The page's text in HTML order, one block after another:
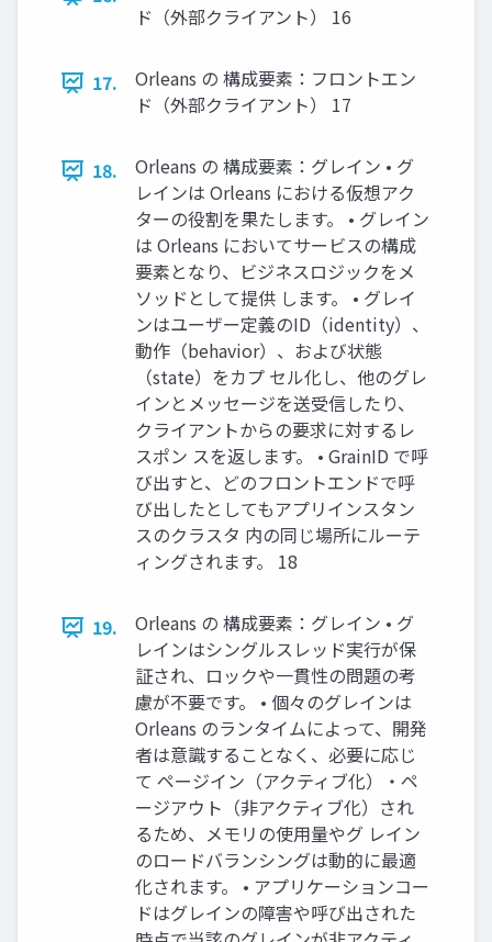
ド（外部クライアント） 16
17.
Orleans の 構成要素：フロントエン
ド（外部クライアント） 17
18.
Orleans の 構成要素：グレイン • グ
レインは Orleans における仮想アク
ターの役割を果たします。 • グレイン
は Orleans においてサービスの構成
要素となり、ビジネスロジックをメ
ソッドとして提供 します。 • グレイ
ンはユーザー定義のID（identity）、
動作（behavior）、および状態
（state）をカプ セル化し、他のグレ
インとメッセージを送受信したり、
クライアントからの要求に対するレ
スポン スを返します。 • GrainID で呼
び出すと、どのフロントエンドで呼
び出したとしてもアプリインスタン
スのクラスタ 内の同じ場所にルーテ
ィングされます。 18
19.
Orleans の 構成要素：グレイン • グ
レインはシングルスレッド実行が保
証され、ロックや一貫性の問題の考
慮が不要です。 • 個々のグレインは
Orleans のランタイムによって、開発
者は意識することなく、必要に応じ
て ページイン（アクティブ化）・ペ
ージアウト（非アクティブ化）され
るため、メモリの使用量やグ レイン
のロードバランシングは動的に最適
化されます。 • アプリケーションコー
ドはグレインの障害や呼び出された